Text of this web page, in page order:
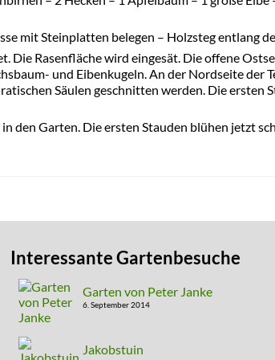
mit Steinplatten belegen – Holzsteg entlang
Die Rasenfläche wird eingesät. Die offene
und Eibenkugeln. An der Nordseite der
Säulen geschnitten werden. Die ersten
den Garten. Die ersten Stauden blühen jetzt
Interessante Gartenbesuche
Garten von Peter Janke
6. September 2014
Jakobstuin